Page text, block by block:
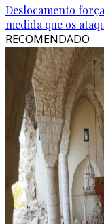
Deslocamento
medida que os
RECOMENDADO